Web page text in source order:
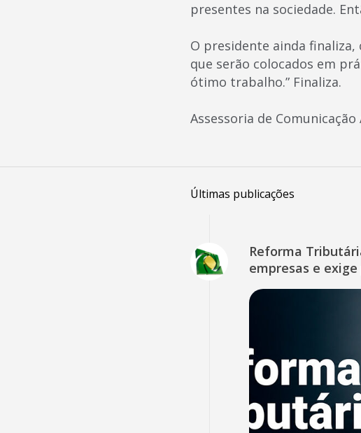
presentes na sociedade.
O presidente ainda
que serão colocados em
ótimo trabalho.” Finaliza.
Assessoria de Comunicação
Últimas publicações
Reforma
empresas e